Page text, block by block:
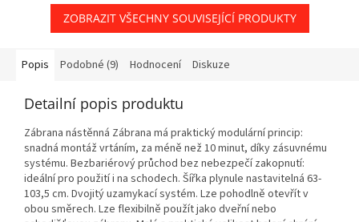
ZOBRAZIT VŠECHNY SOUVISEJÍCÍ PRODUKTY
Popis Podobné (9) Hodnocení Diskuze
Detailní popis produktu
Zábrana nástěnná Zábrana má praktický modulární princip:
snadná montáž vrtáním, za méně než 10 minut, díky zásuvnému
systému. Bezbariérový průchod bez nebezpečí zakopnutí:
ideální pro použití i na schodech. Šířka plynule nastavitelná 63-
103,5 cm. Dvojitý uzamykací systém. Lze pohodlně otevřít v
obou směrech. Lze flexibilně použít jako dveřní nebo